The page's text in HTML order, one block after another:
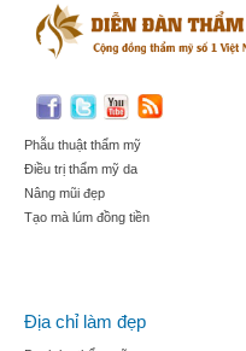
Phẫu thuật thẩm mỹ
Điều trị thẩm mỹ da
Nâng mũi đẹp
Tạo mà lúm đồng tiền
Địa chỉ làm đẹp